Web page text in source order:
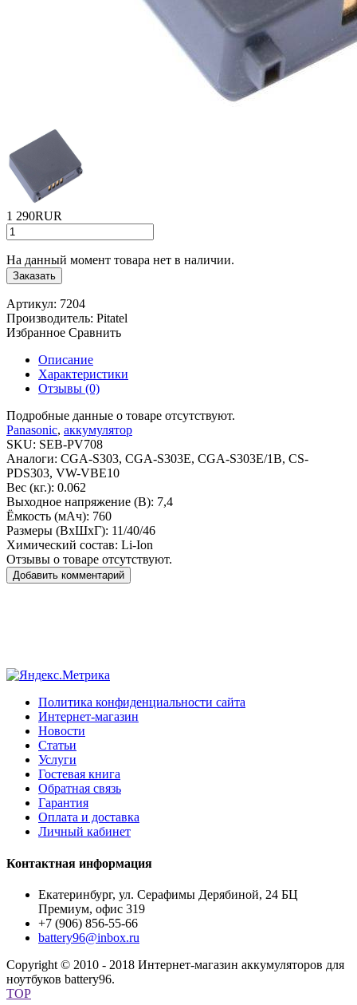
1 290RUR
На данный момент товара нет в наличии.
Заказать
Артикул: 7204
Производитель: Pitatel
Избранное Сравнить
Описание
Характеристики
Отзывы (0)
Подробные данные о товаре отсутствуют.
Panasonic, аккумулятор
SKU: SEB-PV708
Аналоги: CGA-S303, CGA-S303E, CGA-S303E/1B, CS-
PDS303, VW-VBE10
Вес (кг.): 0.062
Выходное напряжение (В): 7,4
Ёмкость (мАч): 760
Размеры (ВxШxГ): 11/40/46
Химический состав: Li-Ion
Отзывы о товаре отсутствуют.
Добавить комментарий
Политика конфиденциальности сайта
Интернет-магазин
Новости
Статьи
Услуги
Гостевая книга
Обратная связь
Гарантия
Оплата и доставка
Личный кабинет
Контактная информация
Екатеринбург, ул. Серафимы Дерябиной, 24 БЦ
Премиум, офис 319
+7 (906) 856-55-66
battery96@inbox.ru
Copyright © 2010 - 2018 Интернет-магазин аккумуляторов для
ноутбуков battery96.
TOP